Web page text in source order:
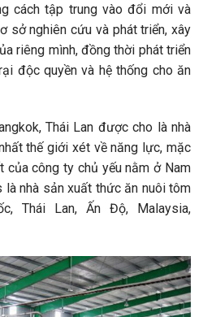
cách tập trung vào đổi mới và
sở nghiên cứu và phát triển, xây
riêng mình, đồng thời phát triển
độc quyền và hệ thống cho ăn
Thái Lan được cho là nhà
thế giới xét về năng lực, mặc
công ty chủ yếu nằm ở Nam
là nhà sản xuất thức ăn nuôi tôm
Thái Lan, Ấn Độ, Malaysia,